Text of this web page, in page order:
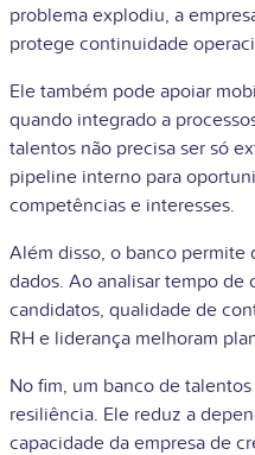
problema explodiu, a
protege continuidade
Ele também pode apoiar
quando integrado a
talentos não precisa ser só
pipeline interno para
competências e interesses.
Além disso, o banco permite
dados. Ao analisar tempo de
candidatos, qualidade de
RH e liderança melhoram
No fim, um banco de
resiliência. Ele reduz a
capacidade da empresa de